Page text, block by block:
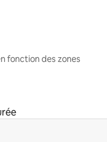
fonction des zones